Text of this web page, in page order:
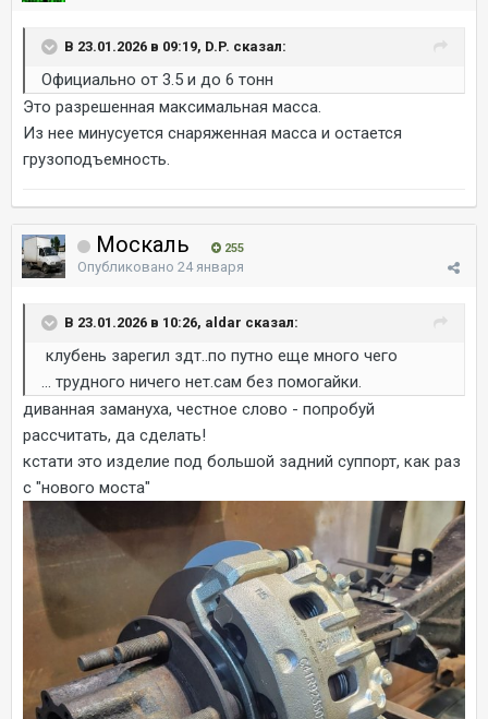
В 23.01.2026 в 09:19, D.P. сказал:
Официально от 3.5 и до 6 тонн
Это разрешенная максимальная масса.
Из нее минусуется снаряженная масса и остается
грузоподъемность.
Москаль 255
Опубликовано 24 января
В 23.01.2026 в 10:26, aldar сказал:
клубень зарегил здт..по путно еще много чего
... трудного ничего нет.сам без помогайки.
диванная замануха, честное слово - попробуй
рассчитать, да сделать!
кстати это изделие под большой задний суппорт, как раз
с "нового моста"